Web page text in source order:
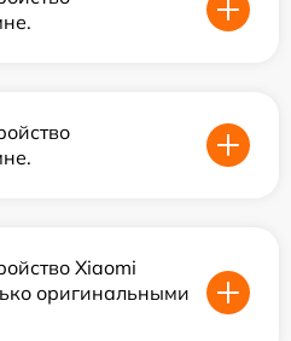
Xiaomi
оригинальными